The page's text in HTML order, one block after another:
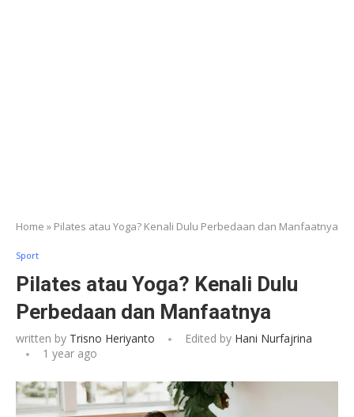
Home » Pilates atau Yoga? Kenali Dulu Perbedaan dan Manfaatnya
Sport
Pilates atau Yoga? Kenali Dulu
Perbedaan dan Manfaatnya
written by Trisno Heriyanto Edited by Hani Nurfajrina
1 year ago